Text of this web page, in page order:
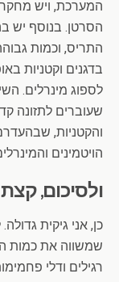
המערכת, ויש
הסרטן. בנוסף יש
התריס, וכמות
בדגנים וקטניות
לספוג מינרלים.
שעוברים לתזונה
והקטניות,
הויטמינים
ולסיכום,
כן, אני גיקית
רגילים ודלי